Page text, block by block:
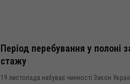
Період перебування у полоні
стажу
19 листопада набуває чинності Закон